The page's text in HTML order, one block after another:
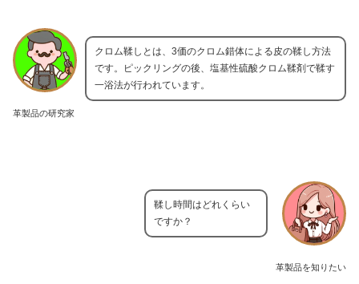
革製品の研究家
クロム鞣しとは、3価のクロム錯体による皮の鞣し方法
です。ピックリングの後、塩基性硫酸クロム鞣剤で鞣す
一浴法が行われています。
革製品を知りたい
鞣し時間はどれくらい
ですか？